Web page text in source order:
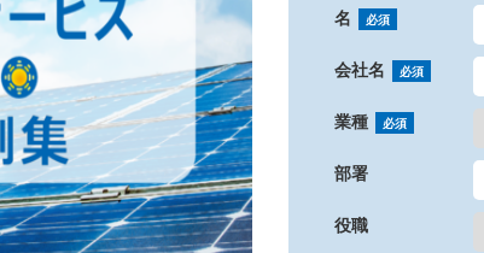
名 必須
会社名 必須
業種 必須
部署
役職